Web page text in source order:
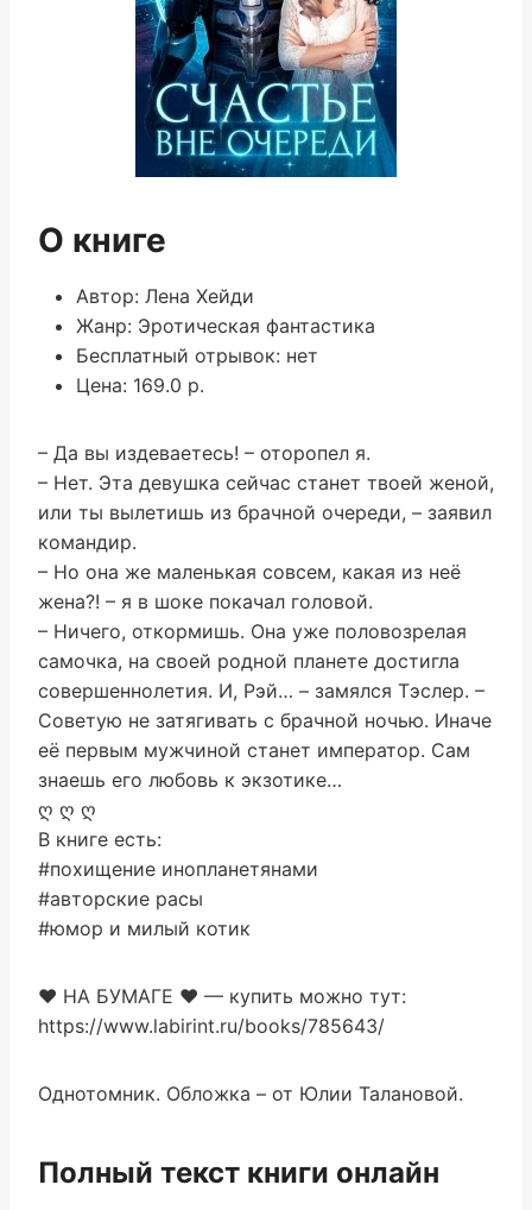
О книге
Автор: Лена Хейди
Жанр: Эротическая фантастика
Бесплатный отрывок: нет
Цена: 169.0 р.
– Да вы издеваетесь! – оторопел я.
– Нет. Эта девушка сейчас станет твоей женой,
или ты вылетишь из брачной очереди, – заявил
командир.
– Но она же маленькая совсем, какая из неё
жена?! – я в шоке покачал головой.
– Ничего, откормишь. Она уже половозрелая
самочка, на своей родной планете достигла
совершеннолетия. И, Рэй… – замялся Тэслер. –
Советую не затягивать с брачной ночью. Иначе
её первым мужчиной станет император. Сам
знаешь его любовь к экзотике…
ღ ღ ღ
В книге есть:
#похищение инопланетянами
#авторские расы
#юмор и милый котик
❤ НА БУМАГЕ ❤ — купить можно тут:
https://www.labirint.ru/books/785643/
Однотомник. Обложка – от Юлии Талановой.
Полный текст книги онлайн